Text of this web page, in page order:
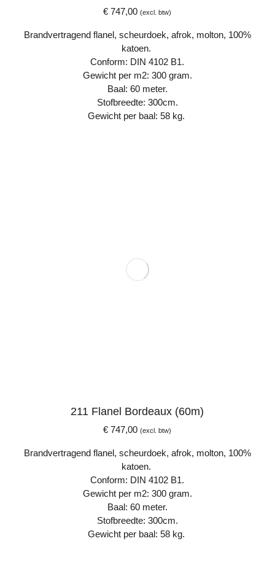
€ 747,00 (excl. btw)
Brandvertragend flanel, scheurdoek, afrok, molton, 100%
katoen.
Conform: DIN 4102 B1.
Gewicht per m2: 300 gram.
Baal: 60 meter.
Stofbreedte: 300cm.
Gewicht per baal: 58 kg.
211 Flanel Bordeaux (60m)
€ 747,00 (excl. btw)
Brandvertragend flanel, scheurdoek, afrok, molton, 100%
katoen.
Conform: DIN 4102 B1.
Gewicht per m2: 300 gram.
Baal: 60 meter.
Stofbreedte: 300cm.
Gewicht per baal: 58 kg.